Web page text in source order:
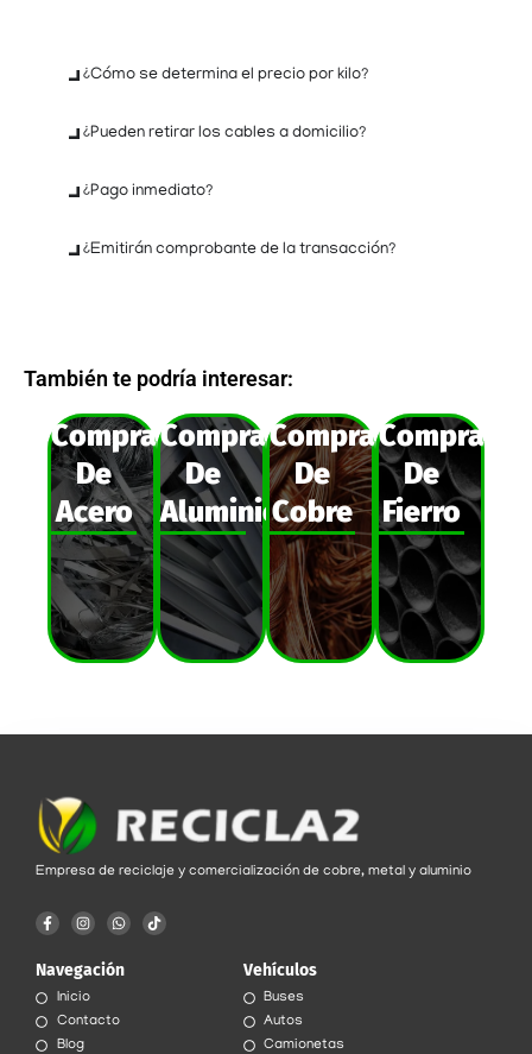
¿Cómo se determina el precio por kilo?
¿Pueden retirar los cables a domicilio?
¿Pago inmediato?
¿Emitirán comprobante de la transacción?
También te podría interesar:
Compra
De
Acero
Compra
De
Aluminio
Compra
De
Cobre
Compra
De
Fierro
Empresa de reciclaje y comercialización de cobre, metal y aluminio
F
a
b
o
k
-
f
I
n
a
r
a
W
h
s
p
T
i
Navegación
Inicio
Contacto
Blog
Vehículos
Buses
Autos
Camionetas